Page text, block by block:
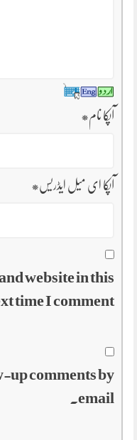
آپکا نام*
آپکا ای میل ایڈریس*
website in this
time I comment.
up comments by
email.